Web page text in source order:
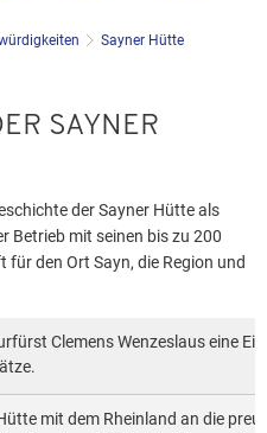
Sayner Hütte
SAYNER
der Sayner Hütte als
Betrieb mit seinen bis zu 200
den Ort Sayn, die Region und
Clemens Wenzeslaus eine
mit dem Rheinland an die